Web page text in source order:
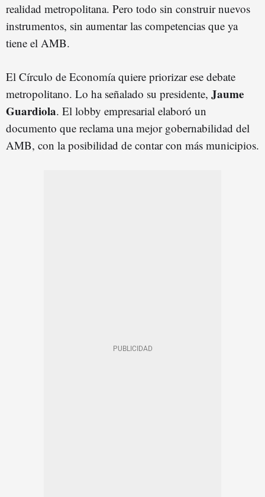
realidad metropolitana. Pero todo sin construir nuevos
instrumentos, sin aumentar las competencias que ya
tiene el AMB.
El Círculo de Economía quiere priorizar ese debate
metropolitano. Lo ha señalado su presidente, Jaume
Guardiola. El lobby empresarial elaboró un
documento que reclama una mejor gobernabilidad del
AMB, con la posibilidad de contar con más municipios.